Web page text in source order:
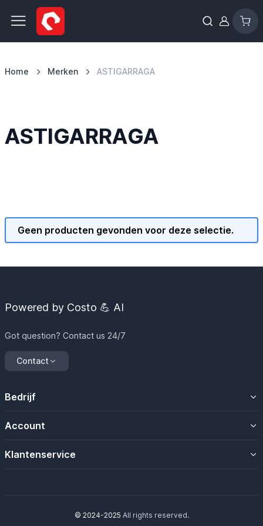
Ga naar de inhoud
Home Merken ASTIGARRAGA
ASTIGARRAGA
Geen producten gevonden voor deze selectie.
Powered by Costo 💪 AI
Got question? Contact us 24/7
Contact
Bedrijf
Account
Klantenservice
© 2024-2025 All rights reserved.